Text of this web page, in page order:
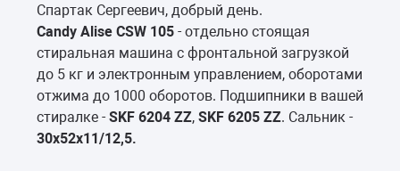
Спартак Сергеевич, добрый день.
Candy Alise CSW 105 - отдельно стоящая
стиральная машина с фронтальной загрузкой
до 5 кг и электронным управлением, оборотами
отжима до 1000 оборотов. Подшипники в вашей
стиралке - SKF 6204 ZZ, SKF 6205 ZZ. Сальник -
30х52х11/12,5.